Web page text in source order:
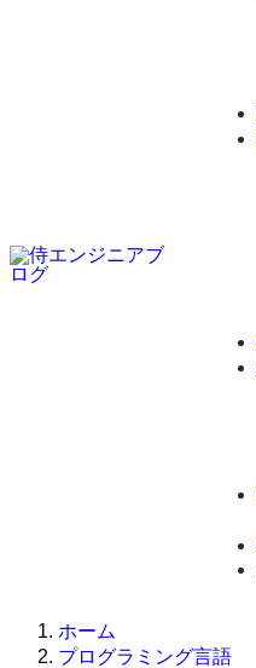
ホーム
プログラミング言語